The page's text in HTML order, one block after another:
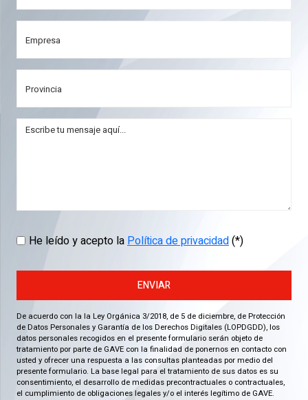
He leído y acepto laPolítica de privacidad(*)
ENVIAR
De acuerdo con la la Ley Orgánica 3/2018, de 5 de diciembre, de Protección
de Datos Personales y Garantía de los Derechos Digitales (LOPDGDD), los
datos personales recogidos en el presente formulario serán objeto de
tratamiento por parte de GAVE con la finalidad de ponernos en contacto con
usted y ofrecer una respuesta a las consultas planteadas por medio del
presente formulario. La base legal para el tratamiento de sus datos es su
consentimiento, el desarrollo de medidas precontractuales o contractuales,
el cumplimiento de obligaciones legales y/o el interés legítimo de GAVE.